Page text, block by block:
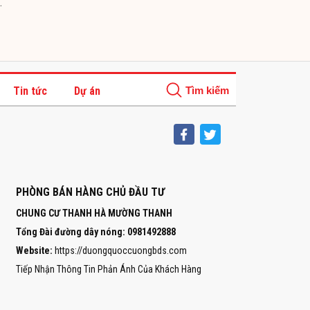
Tin tức Dự án
PHÒNG BÁN HÀNG CHỦ ĐẦU TƯ
CHUNG CƯ THANH HÀ MƯỜNG THANH
Tổng Đài đường dây nóng: 0981492888
Website: https://duongquoccuongbds.com
Tiếp Nhận Thông Tin Phản Ánh Của Khách Hàng